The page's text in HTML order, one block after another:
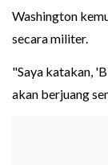
Washington
secara militer.
"Saya katakan,
akan berjuang